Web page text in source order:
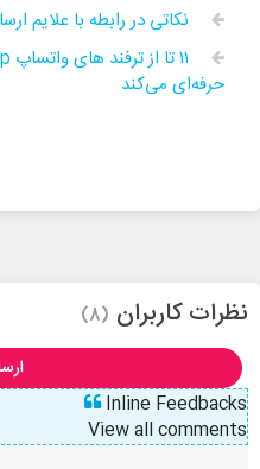
نکاتی در رابطه با علایم
حرفه‌ای‌ می‌کند
نظرات کاربران (8)
Inline Feedbacks
View all comments